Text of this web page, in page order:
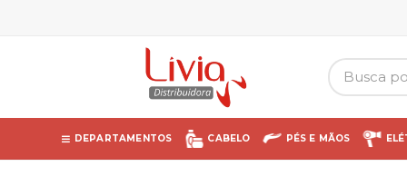
DEPARTAMENTOS CABELO PÉS E MÃOS